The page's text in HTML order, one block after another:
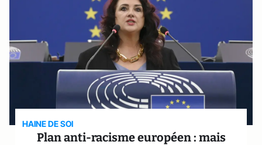
HAINE DE SOI
Plan anti-racisme européen : mais